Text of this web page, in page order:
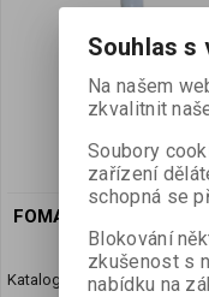
FOMAFIX 0,5 LT
Katalogové číslo:70101
Souhlas s
Na našem
zkvalitnit
Soubory
zařízení
schopná se
Blokování
zkušenost s
nabídku na